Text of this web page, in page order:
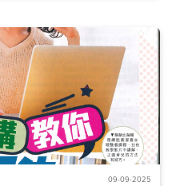
09-09-2025